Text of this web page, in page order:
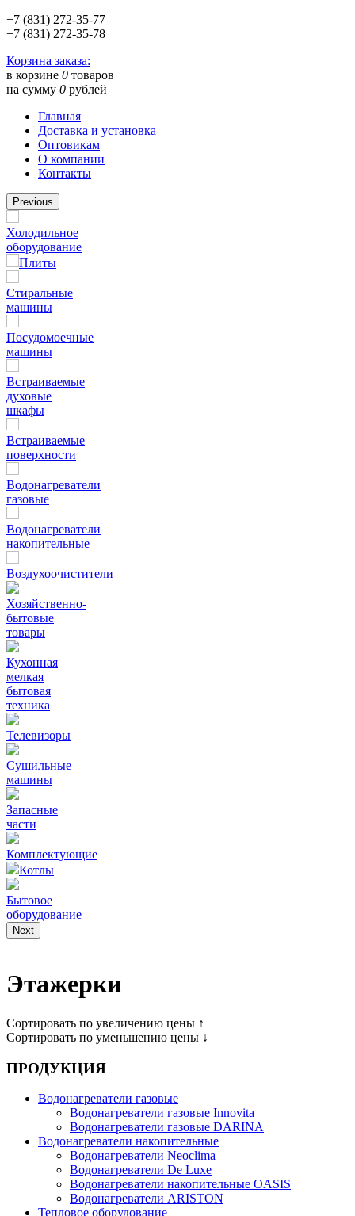
+7 (831) 272-35-77
+7 (831) 272-35-78
Корзина заказа:
в корзине 0 товаров
на сумму 0 рублей
Главная
Доставка и установка
Оптовикам
О компании
Контакты
Previous
Холодильное
оборудование
Плиты
Стиральные
машины
Посудомоечные
машины
Встраиваемые
духовые
шкафы
Встраиваемые
поверхности
Водонагреватели
газовые
Водонагреватели
накопительные
Воздухоочистители
Хозяйственно-
бытовые
товары
Кухонная
мелкая
бытовая
техника
Телевизоры
Сушильные
машины
Запасные
части
Комплектующие
Котлы
Бытовое
оборудование
Next
Этажерки
Сортировать по увеличению цены ↑
Сортировать по уменьшению цены ↓
ПРОДУКЦИЯ
Водонагреватели газовые
Водонагреватели газовые Innovita
Водонагреватели газовые DARINA
Водонагреватели накопительные
Водонагреватели Neoclima
Водонагреватели De Luxe
Водонагреватели накопительные OASIS
Водонагреватели ARISTON
Тепловое оборудование